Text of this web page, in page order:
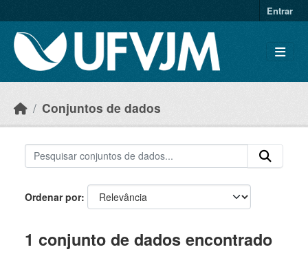
Entrar
Conjuntos de dados
Ordenar por
1 conjunto de dados encontrado